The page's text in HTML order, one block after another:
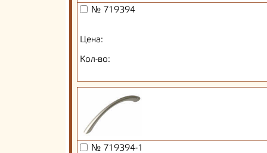
№ 719394
Цена:
Кол-во:
№ 719394-1